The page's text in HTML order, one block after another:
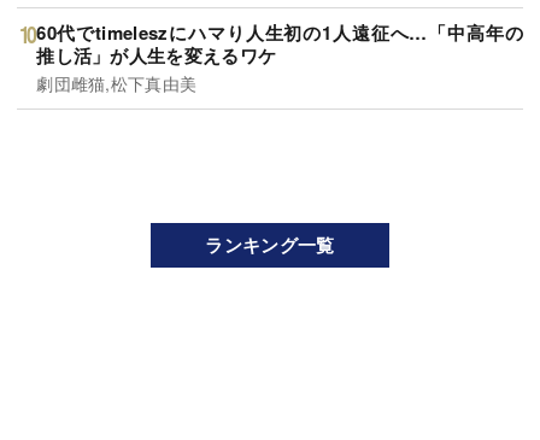
60代でtimeleszにハマり人生初の1人遠征へ…「中高年の
推し活」が人生を変えるワケ
劇団雌猫,松下真由美
ランキング一覧